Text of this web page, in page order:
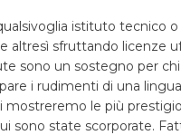
istituto tecnico o
altresì sfruttando licenze
sono un sostegno per
i rudimenti di una
mostreremo le più
sono state scorporate.